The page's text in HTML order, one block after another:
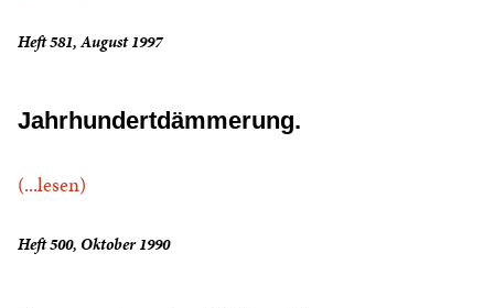
Heft 581, August 1997
Jahrhundertdämmerung.
(...lesen)
Heft 500, Oktober 1990